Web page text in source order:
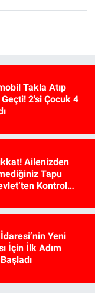
Takla Atıp
2’si Çocuk 4
Ailenizden
Tapu
Kontrol
Yeni
İçin İlk Adım
Başladı